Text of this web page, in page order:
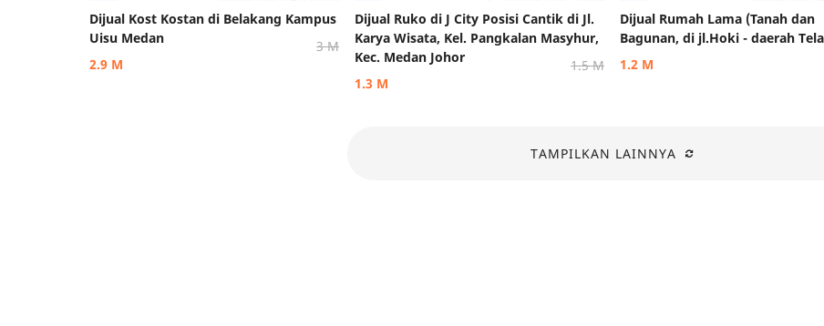
Dijual Kost Kostan di Belakang Kampus
Uisu Medan
3 M
2.9 M
Dijual Ruko di J City Posisi Cantik di Jl.
Karya Wisata, Kel. Pangkalan Masyhur,
Kec. Medan Johor
1.5 M
1.3 M
Dijual Rumah Lama (Tanah dan
Bagunan, di jl.Hoki - daerah
1.2 M
TAMPILKAN LAINNYA